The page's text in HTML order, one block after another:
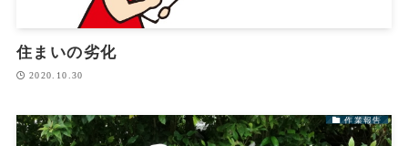
住まいの劣化
2020.10.30
作業報告